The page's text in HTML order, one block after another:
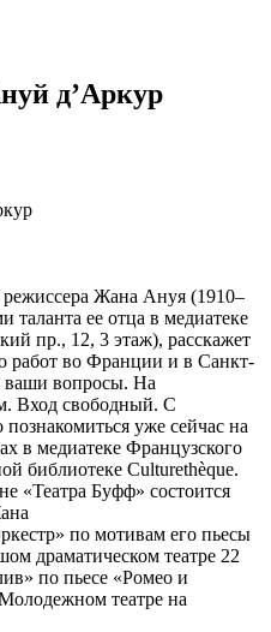
д’Аркур
режиссера Жана Ануя (1910–
таланта ее отца в медиатеке
пр., 12, 3 этаж), расскажет
работ во Франции и в Санкт-
ваши вопросы. На
Вход свободный. С
уже сейчас на
в медиатеке Французского
библиотеке Culturethèque.
«Театра Буфф» состоится
по мотивам его пьесы
драматическом театре 22
по пьесе «Ромео и
театре на